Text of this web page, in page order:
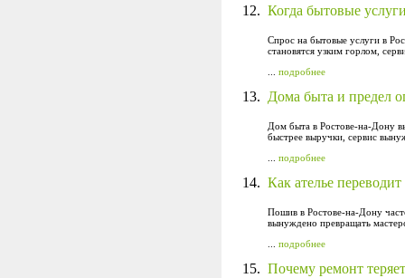
12. Когда бытовые
Спрос на бытовые услуги в
становятся узким горлом,
подробнее
13. Дома быта и предел
Дом быта в Ростове-на-Дону
быстрее выручки, сервис
подробнее
14. Как ателье
Пошив в Ростове-на-Дону
вынуждено превращать
подробнее
15. Почему ремонт